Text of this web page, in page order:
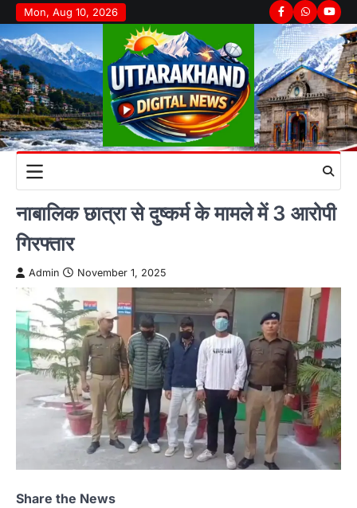
Skip
to
content
Mon, Aug 10, 2026 Facebook
Whatsapp
नाबालिक छात्रा से दुष्कर्म के मामले में 3 आरोपी
गिरफ्तार
Admin November 1, 2025
Share the News